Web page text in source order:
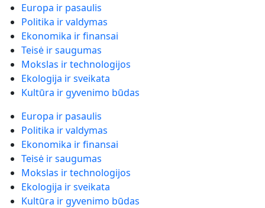
Europa ir pasaulis
Politika ir valdymas
Ekonomika ir finansai
Teisė ir saugumas
Mokslas ir technologijos
Ekologija ir sveikata
Kultūra ir gyvenimo būdas
Europa ir pasaulis
Politika ir valdymas
Ekonomika ir finansai
Teisė ir saugumas
Mokslas ir technologijos
Ekologija ir sveikata
Kultūra ir gyvenimo būdas